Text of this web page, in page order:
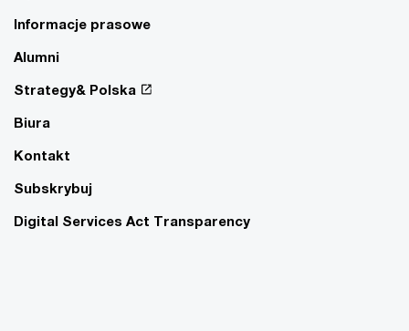
Informacje prasowe
Alumni
Strategy& Polska
Biura
Kontakt
Subskrybuj
Digital Services Act Transparency